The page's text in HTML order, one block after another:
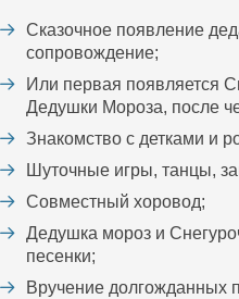
Сказочное появление
сопровождение;
Или первая появляется
Дедушки Мороза, после
Знакомство с детками и
Шуточные игры, танцы,
Совместный хоровод;
Дедушка мороз и
песенки;
Вручение долгожданных